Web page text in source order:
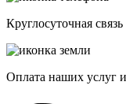
Круглосуточная
Оплата наших услуг